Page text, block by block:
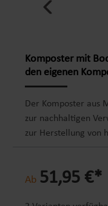
Komposter mit
den eigenen
Der Komposter aus
zur nachhaltigen
zur Herstellung von
zu einer wertvollen
Ab 51,95 €*